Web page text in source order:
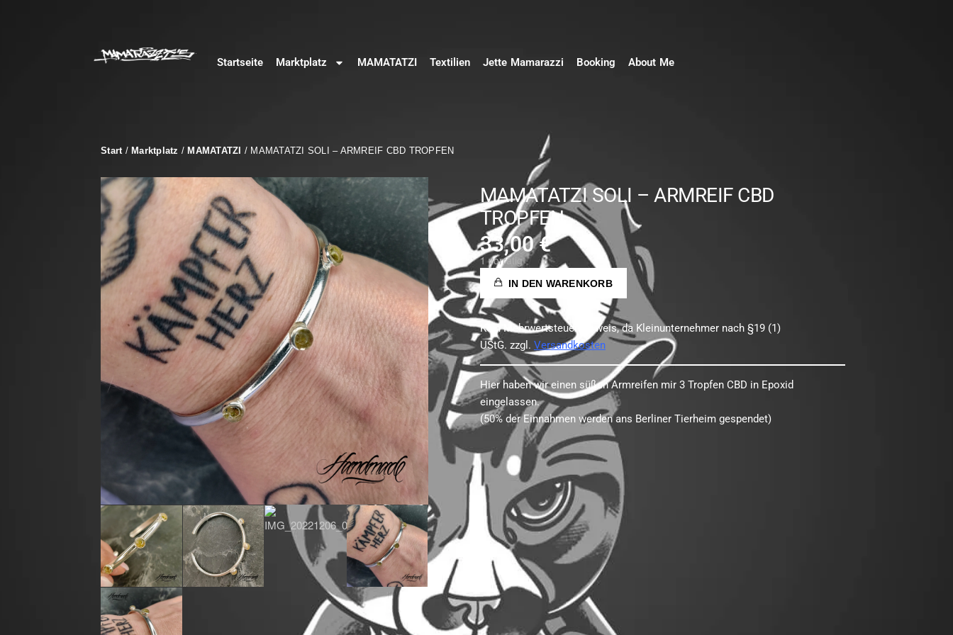
Startseite Marktplatz MAMATATZI Textilien Jette Mamarazzi Booking About Me
Start/ Marktplatz / MAMATATZI / MAMATATZI SOLI – ARMREIF CBD TROPFEN
MAMATATZI SOLI – ARMREIF CBD
TROPFEN
33,00€
1 vorrätig
IN DEN WARENKORB
Kein Mehrwertsteuerausweis, da Kleinunternehmer nach §19 (1)
UStG. zzgl. Versandkosten
Hier haben wir einen süßen Armreifen mir 3 Tropfen CBD in Epoxid
eingelassen.
(50% der Einnahmen werden ans Berliner Tierheim gespendet)